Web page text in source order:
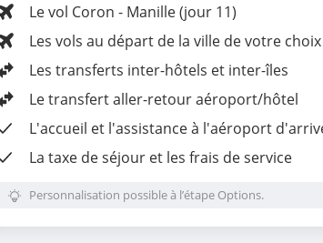
Le vol Coron - Manille (jour 11)
Les vols au départ de la ville de votre choix
Les transferts inter-hôtels et inter-îles
Letransfert aller-retour aéroport/hôtel
L'accueil et l'assistance à l'aéroport
La taxe de séjour et les frais de service
Personnalisation possible à l’étape Options.